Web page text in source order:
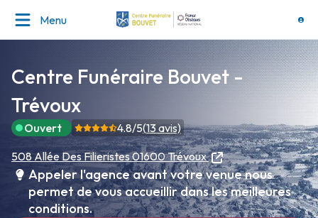
Menu
Centre Funéraire Bouvet -
Trévoux
Ouvert 4.8/5(13avis)
508 Allée Des Filieristes01600 Trévoux
Appeler l'agence avant votre venue nous
permet de vous accueillir dans les meilleures
conditions.